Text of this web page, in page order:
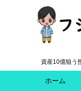
資産10億狙う
ホーム